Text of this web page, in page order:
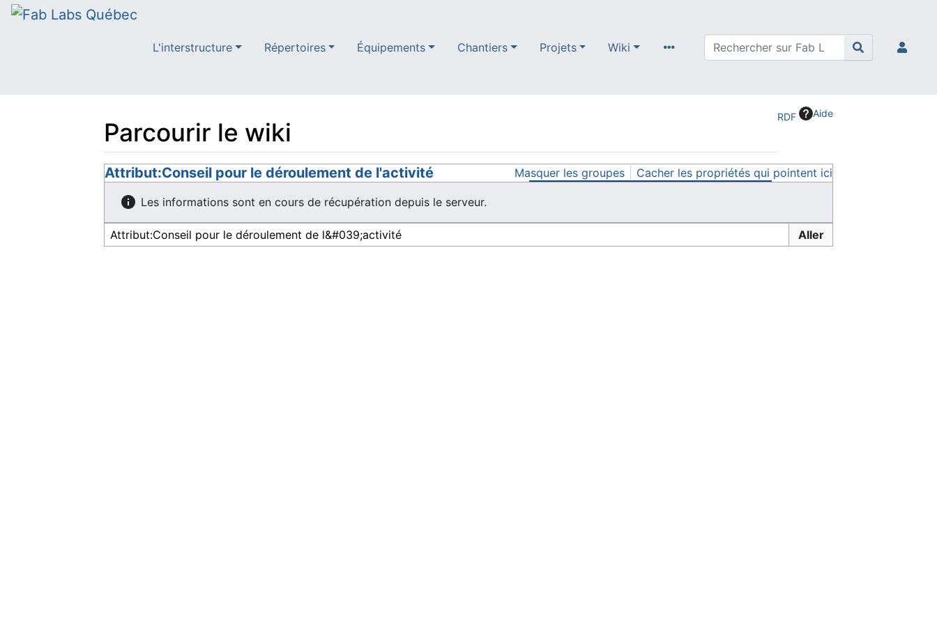
L'interstructure Répertoires Équipements Chantiers Projets Wiki
RDF Aide
Parcourir le wiki
Aller à :navigation,rechercher
Attribut:Conseil pour le déroulement de l'activité Masquer les groupes Cacher les propriétés qui pointent ici
Les informations sont en cours de récupération depuis le serveur.